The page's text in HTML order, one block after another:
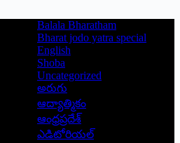
Balala Bharatham
Bharat jodo yatra special
English
Shoba
Uncategorized
అరుగు
ఆద్యాత్మికం
ఆంధ్రప్రదేశ్
ఎడిటోరియల్